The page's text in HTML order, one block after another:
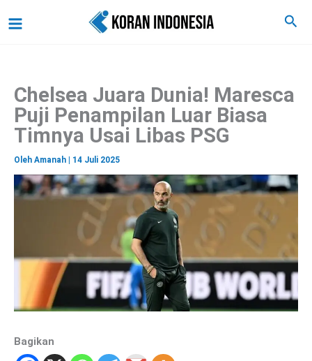
ke
Cari
Chelsea Juara Dunia! Maresca
Puji Penampilan Luar Biasa
Timnya Usai Libas PSG
Oleh Amanah 14 Juli 2025
Bagikan
a